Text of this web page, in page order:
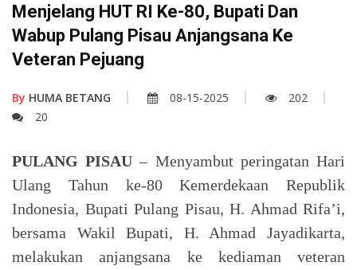
Menjelang HUT RI Ke-80, Bupati Dan
Wabup Pulang Pisau Anjangsana Ke
Veteran Pejuang
By HUMA BETANG 08-15-2025
202
20
PULANG PISAU – Menyambut peringatan Hari
Ulang Tahun ke-80 Kemerdekaan Republik
Indonesia, Bupati Pulang Pisau, H. Ahmad Rifa’i,
bersama Wakil Bupati, H. Ahmad Jayadikarta,
melakukan anjangsana ke kediaman veteran